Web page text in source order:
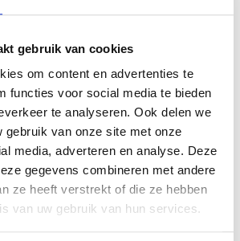
gebruik van cookies
om content en advertenties te
functies voor social media te bieden
te analyseren. Ook delen we
gebruik van onze site met onze
media, adverteren en analyse. Deze
gegevens combineren met andere
ze heeft verstrekt of die ze hebben
van uw gebruik van hun services.